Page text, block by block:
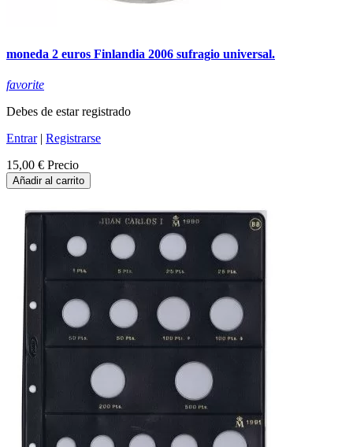
moneda 2 euros Finlandia 2006 sufragio universal.
favorite
Debes de estar registrado
Entrar| Registrarse
15,00 € Precio
Añadir al carrito